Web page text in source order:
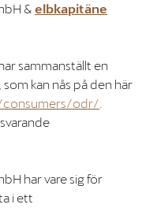
&elbkapitäne
sammanställt en
kan nås på den här
odr/
har vare sig för
i ett